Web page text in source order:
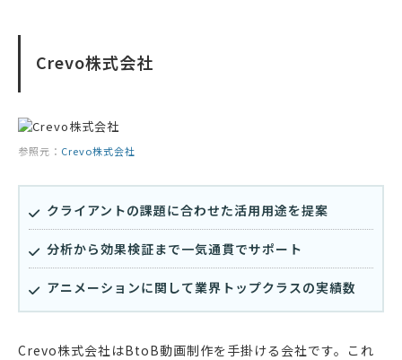
Crevo株式会社
参照元： Crevo株式会社
クライアントの課題に合わせた活用用途を提案
分析から効果検証まで一気通貫でサポート
アニメーションに関して業界トップクラスの実績数
Crevo株式会社はBtoB動画制作を手掛ける会社です。これ